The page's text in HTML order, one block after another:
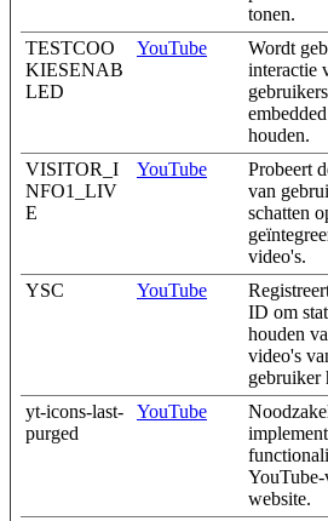
tonen.
TESTCOO
KIESENAB
LED
YouTube
Wordt
interactie
houden.
VISITOR_I
NFO1_LIV
E
YouTube
Probeert
van
schatten
video's.
YSC YouTube
ID om
houden
video's
gebruiker
yt-icons-last-
purged
YouTube
website.